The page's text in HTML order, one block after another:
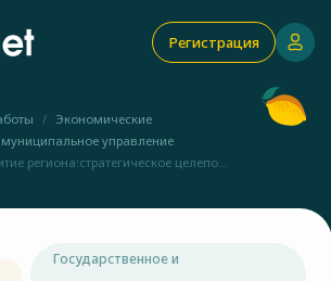
Регистрация
Экономические
муниципальное управление
региона:стратегическое целепо...
Государственное и